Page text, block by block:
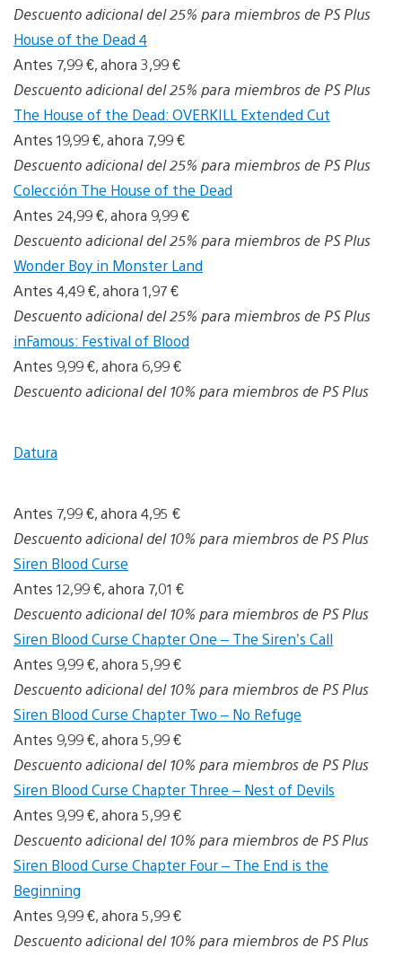
Descuento adicional del 25% para miembros de PS Plus
House of the Dead 4
Antes 7,99 €, ahora 3,99 €
Descuento adicional del 25% para miembros de PS Plus
The House of the Dead: OVERKILL Extended Cut
Antes 19,99 €, ahora 7,99 €
Descuento adicional del 25% para miembros de PS Plus
Colección The House of the Dead
Antes 24,99 €, ahora 9,99 €
Descuento adicional del 25% para miembros de PS Plus
Wonder Boy in Monster Land
Antes 4,49 €, ahora 1,97 €
Descuento adicional del 25% para miembros de PS Plus
inFamous: Festival of Blood
Antes 9,99 €, ahora 6,99 €
Descuento adicional del 10% para miembros de PS Plus
Datura
Antes 7,99 €, ahora 4,95 €
Descuento adicional del 10% para miembros de PS Plus
Siren Blood Curse
Antes 12,99 €, ahora 7,01 €
Descuento adicional del 10% para miembros de PS Plus
Siren Blood Curse Chapter One – The Siren’s Call
Antes 9,99 €, ahora 5,99 €
Descuento adicional del 10% para miembros de PS Plus
Siren Blood Curse Chapter Two – No Refuge
Antes 9,99 €, ahora 5,99 €
Descuento adicional del 10% para miembros de PS Plus
Siren Blood Curse Chapter Three – Nest of Devils
Antes 9,99 €, ahora 5,99 €
Descuento adicional del 10% para miembros de PS Plus
Siren Blood Curse Chapter Four – The End is the
Beginning
Antes 9,99 €, ahora 5,99 €
Descuento adicional del 10% para miembros de PS Plus